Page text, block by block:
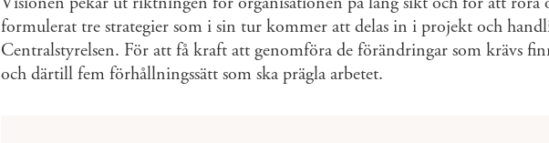
formulerat tre strategier som i sin tur kommer att delas in i projekt och
Centralstyrelsen. För att få kraft att genomföra de förändringar som krävs
och därtill fem förhållningssätt som ska prägla arbetet.